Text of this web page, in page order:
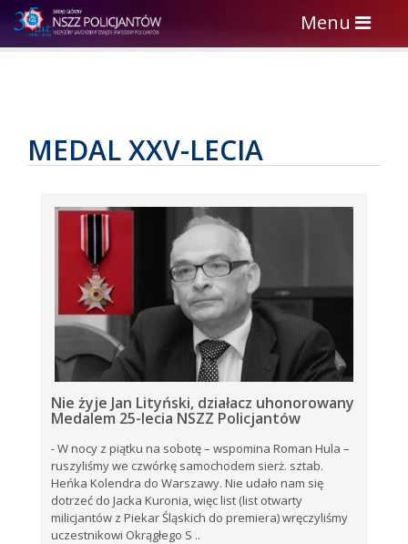
Toggle
navigation
Menu
MEDAL XXV-LECIA
Nie żyje Jan Lityński, działacz uhonorowany
Medalem 25-lecia NSZZ Policjantów
- W nocy z piątku na sobotę – wspomina Roman Hula –
ruszyliśmy we czwórkę samochodem sierż. sztab.
Heńka Kolendra do Warszawy. Nie udało nam się
dotrzeć do Jacka Kuronia, więc list (list otwarty
milicjantów z Piekar Śląskich do premiera) wręczyliśmy
uczestnikowi Okrągłego S ..